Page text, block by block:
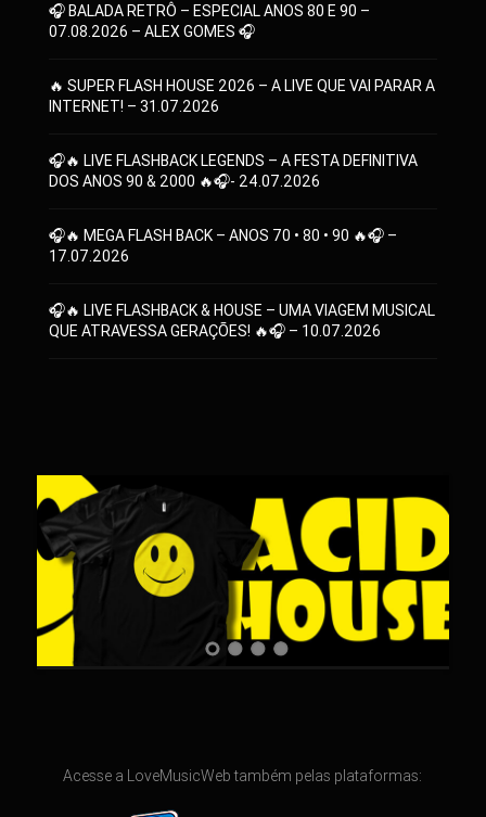
🎧 BALADA RETRÔ – ESPECIAL ANOS 80 E 90 –
07.08.2026 – ALEX GOMES 🎧
🔥 SUPER FLASH HOUSE 2026 – A LIVE QUE VAI PARAR A
INTERNET! – 31.07.2026
🎧🔥 LIVE FLASHBACK LEGENDS – A FESTA DEFINITIVA
DOS ANOS 90 & 2000 🔥🎧- 24.07.2026
🎧🔥 MEGA FLASH BACK – ANOS 70 • 80 • 90 🔥🎧 –
17.07.2026
🎧🔥 LIVE FLASHBACK & HOUSE – UMA VIAGEM MUSICAL
QUE ATRAVESSA GERAÇÕES! 🔥🎧 – 10.07.2026
Acesse a LoveMusicWeb também pelas plataformas: